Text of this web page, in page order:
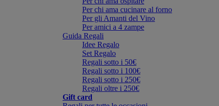
Per chi ama cucinare al forno
Per gli Amanti del Vino
Per amici a 4 zampe
Guida Regali
Idee Regalo
Set Regalo
Regali sotto i 50€
Regali sotto i 100€
Regali sotto i 250€
Regali oltre i 250€
Gift card